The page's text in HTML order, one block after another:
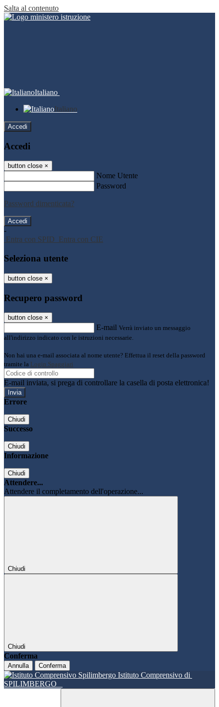
Salta al contenuto
Italiano
Italiano
Accedi
Accedi
button close ×
Nome Utente
Password
Password dimenticata?
-
Entra con SPID Entra con CIE
Seleziona utente
button close ×
Recupero password
button close ×
E-mail Verrà inviato un messaggio
all'indirizzo indicato con le istruzioni necessarie.
Non hai una e-mail associata al nome utente? Effettua il reset della password
tramite la Login Spaggiari
E-mail inviata, si prega di controllare la casella di posta elettronica!
Errore
Chiudi
Successo
Chiudi
Informazione
Chiudi
Attendere...
Attendere il completamento dell'operazione...
Chiudi
Chiudi
Conferma
Annulla Conferma
Istituto Comprensivo di
SPILIMBERGO